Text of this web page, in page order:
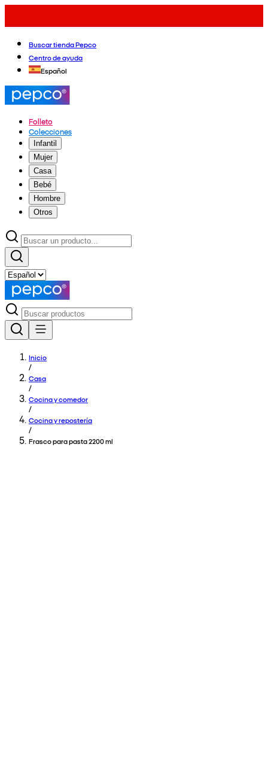
Buscar tienda Pepco
Centro de ayuda
Español
Folleto
Colecciones
Infantil
Mujer
Casa
Bebé
Hombre
Otros
Inicio
/
Casa
/
Cocina y comedor
/
Cocina y repostería
/
Frasco para pasta 2200 ml